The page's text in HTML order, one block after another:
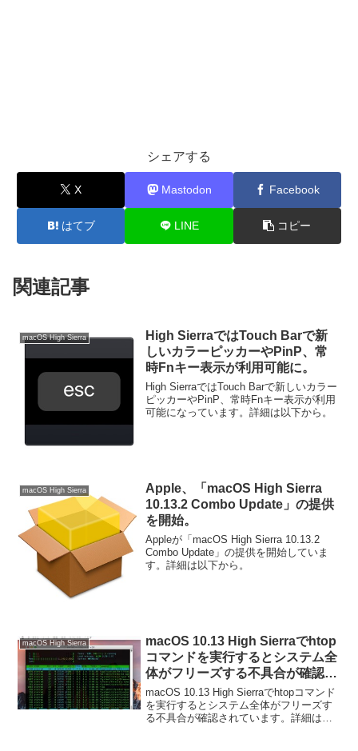
シェアする
X Mastodon Facebook
はてブ LINE コピー
関連記事
macOS High Sierra
High SierraではTouch Barで新
しいカラーピッカーやPinP、常
時Fnキー表示が利用可能に。
High SierraではTouch Barで新しいカラー
ピッカーやPinP、常時Fnキー表示が利用
可能になっています。詳細は以下から。
macOS High Sierra
Apple、「macOS High Sierra
10.13.2 Combo Update」の提供
を開始。
Appleが「macOS High Sierra 10.13.2
Combo Update」の提供を開始していま
す。詳細は以下から。
macOS High Sierra
macOS 10.13 High Sierraでhtop
コマンドを実行するとシステム全
体がフリーズする不具合が確認さ
れる。
macOS 10.13 High Sierraでhtopコマンド
を実行するとシステム全体がフリーズす
る不具合が確認されています。詳細は以